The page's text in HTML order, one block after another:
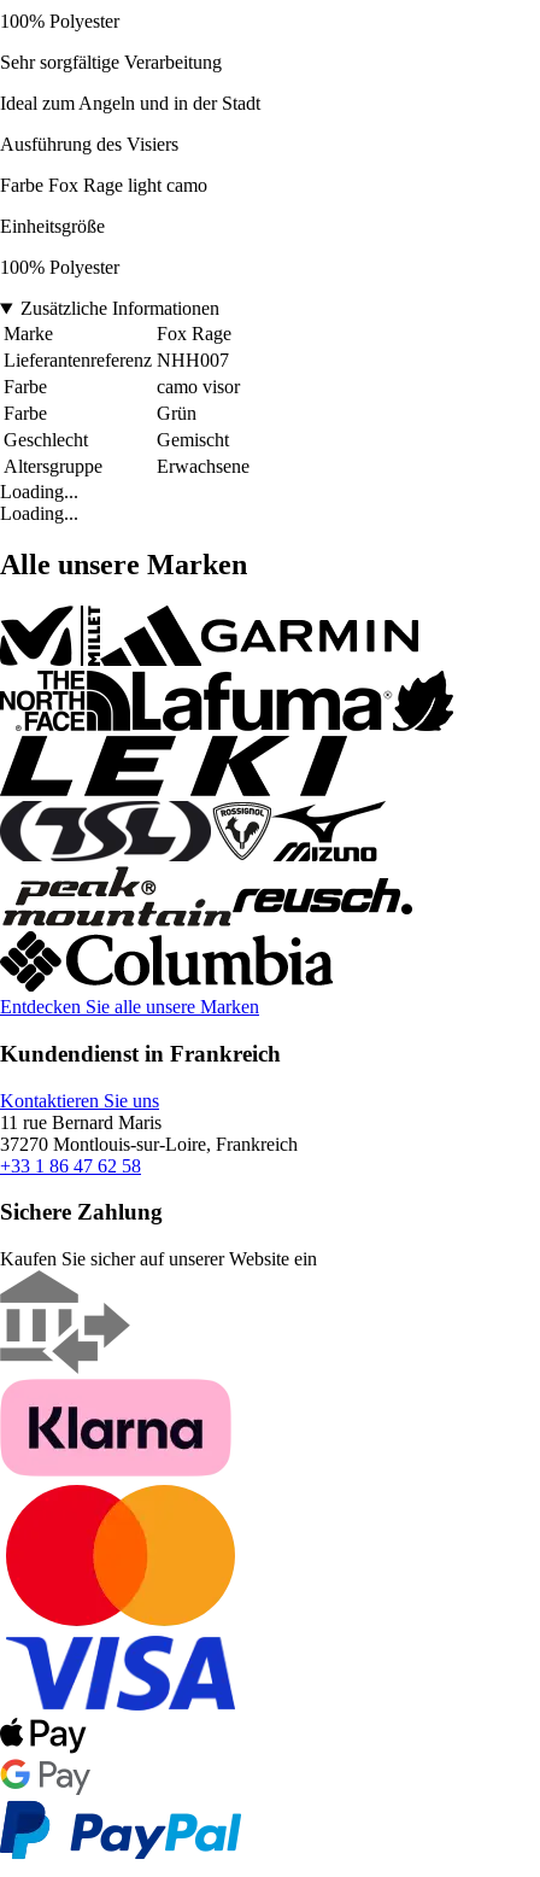
100% Polyester
Sehr sorgfältige Verarbeitung
Ideal zum Angeln und in der Stadt
Ausführung des Visiers
Farbe Fox Rage light camo
Einheitsgröße
100% Polyester
Zusätzliche Informationen
Marke
Fox Rage
Lieferantenreferenz NHH007
Farbe
camo visor
Farbe
Grün
Geschlecht
Gemischt
Altersgruppe
Erwachsene
Loading...
Loading...
Alle unsere Marken
Entdecken Sie alle unsere Marken
Kundendienst in Frankreich
Kontaktieren Sie uns
11 rue Bernard Maris
37270 Montlouis-sur-Loire, Frankreich
+33 1 86 47 62 58
Sichere Zahlung
Kaufen Sie sicher auf unserer Website ein